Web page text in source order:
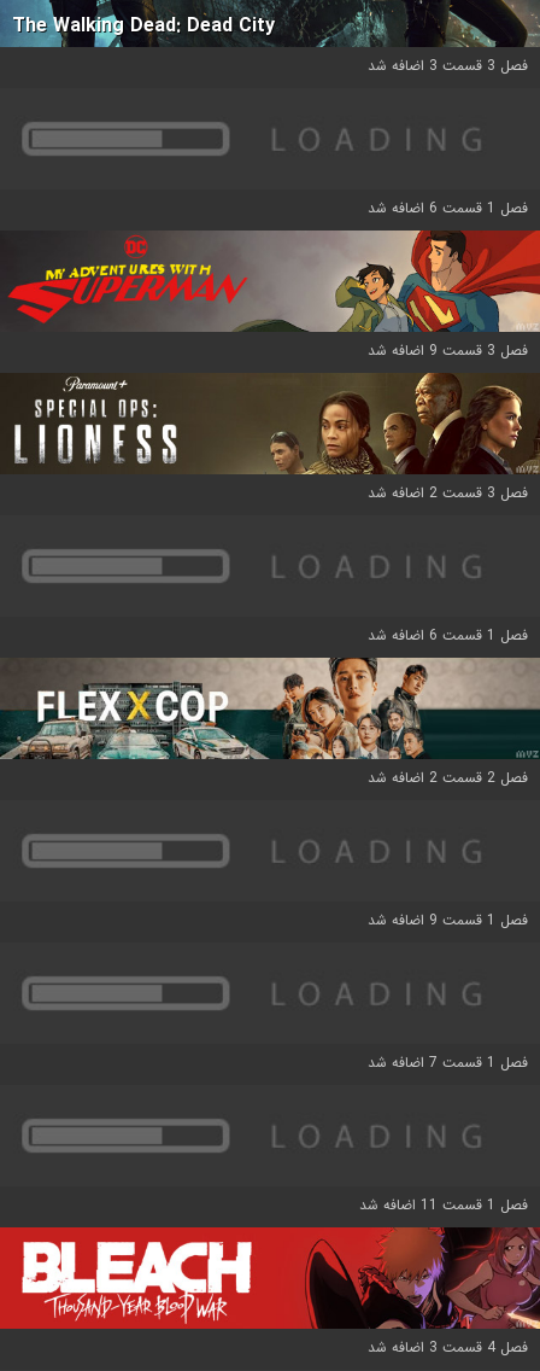
The Walking Dead: Dead City
فصل 3 قسمت 3 اضافه شد
فصل 1 قسمت 6 اضافه شد
فصل 3 قسمت 9 اضافه شد
فصل 3 قسمت 2 اضافه شد
فصل 1 قسمت 6 اضافه شد
فصل 2 قسمت 2 اضافه شد
فصل 1 قسمت 9 اضافه شد
فصل 1 قسمت 7 اضافه شد
فصل 1 قسمت 11 اضافه شد
فصل 4 قسمت 3 اضافه شد